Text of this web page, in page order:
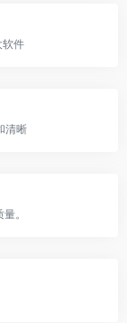
软件
清晰
。